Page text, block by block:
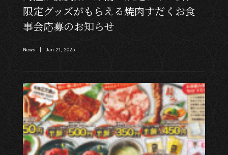
限定グッズがもらえる焼肉すだくお食
事会応募のお知らせ
News | Jan 21, 2025